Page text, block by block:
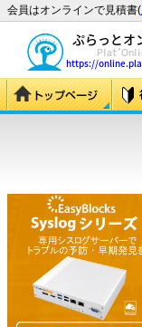
会員はオンラインで見積書(